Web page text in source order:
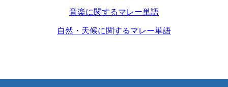
音楽に関するマレー単語
自然・天候に関するマレー単語